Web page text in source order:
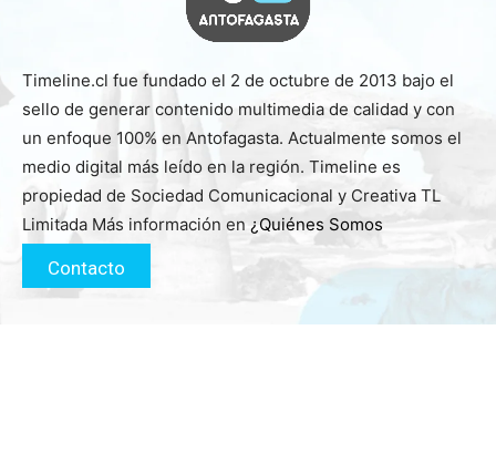
Timeline.cl fue fundado el 2 de octubre de 2013 bajo el
sello de generar contenido multimedia de calidad y con
un enfoque 100% en Antofagasta. Actualmente somos el
medio digital más leído en la región. Timeline es
propiedad de Sociedad Comunicacional y Creativa TL
Limitada Más información en ¿Quiénes Somos
Contacto